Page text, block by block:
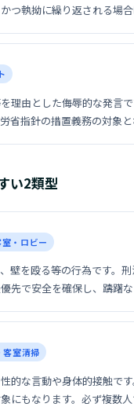
つ執拗に繰り返される場
理由とした侮辱的な発言
省指針の措置義務の対象と
い2類型
・ロビー
壁を殴る等の行為です。
先で安全を確保し、躊躇な
客室清掃
的な言動や身体的接触で
にもなります。必ず複数